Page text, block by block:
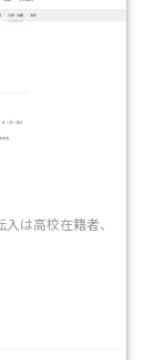
は高校在籍者、